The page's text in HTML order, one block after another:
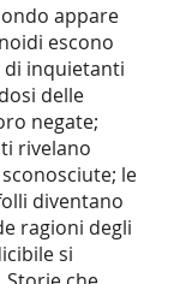
appare
escono
di inquietanti
delle
negate;
rivelano
le
diventano
ragioni degli
si